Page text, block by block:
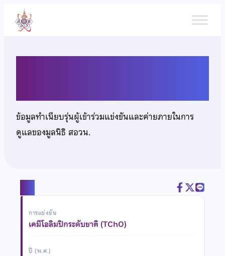
เนื้อหา
ข้อมูลทำเนียบรุ่นผู้เข้าร่วมแข่งขันและค่ายภายในการ
ดูแลของมูลนิธิ สอวน.
การแข่งขัน
เคมีโอลิมปิกระดับชาติ (TChO)
ปี (พ.ศ.)